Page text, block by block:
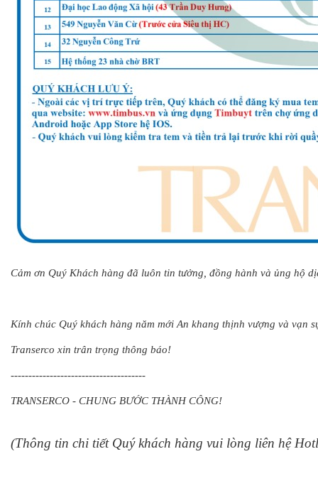
Cảm ơn Quý Khách hàng đã luôn tin tưởng, đồng hành và ủng hộ
Kính chúc Quý khách hàng năm mới An khang thịnh vượng và vạn
Transerco xin trân trọng thông báo!
--------------------------------------
TRANSERCO - CHUNG BƯỚC THÀNH CÔNG!
(Thông tin chi tiết Quý khách hàng vui lòng liên hệ